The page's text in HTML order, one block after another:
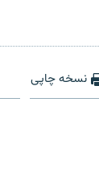
نسخه چاپی